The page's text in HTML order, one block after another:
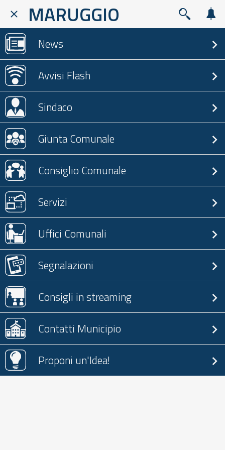
MARUGGIO
News
Avvisi Flash
Sindaco
Giunta Comunale
Consiglio Comunale
Servizi
Uffici Comunali
Segnalazioni
Consigli in streaming
Contatti Municipio
Proponi un'Idea!